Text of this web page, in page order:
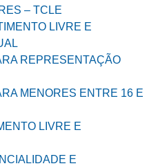
– TCLE
LIVRE E
REPRESENTAÇÃO
MENORES ENTRE 16 E
LIVRE E
E